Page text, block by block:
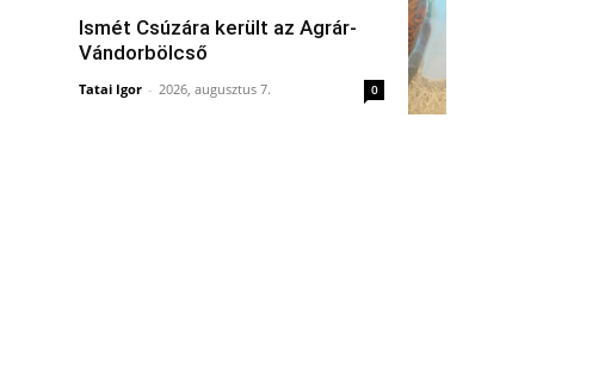
Ismét Csúzára került az Agrár-
Vándorbölcső
Tatai Igor - 2026, augusztus 7. 0